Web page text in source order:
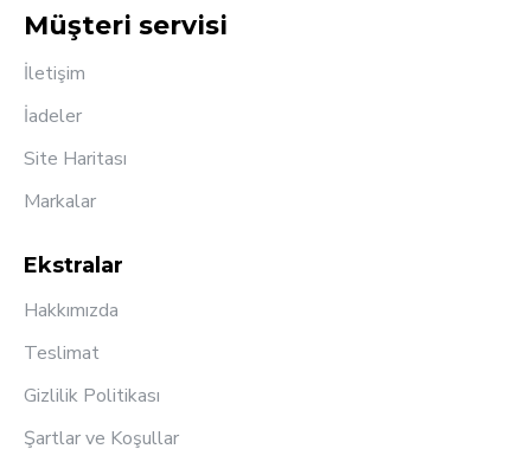
Müşteri servisi
İletişim
İadeler
Site Haritası
Markalar
Ekstralar
Hakkımızda
Teslimat
Gizlilik Politikası
Şartlar ve Koşullar